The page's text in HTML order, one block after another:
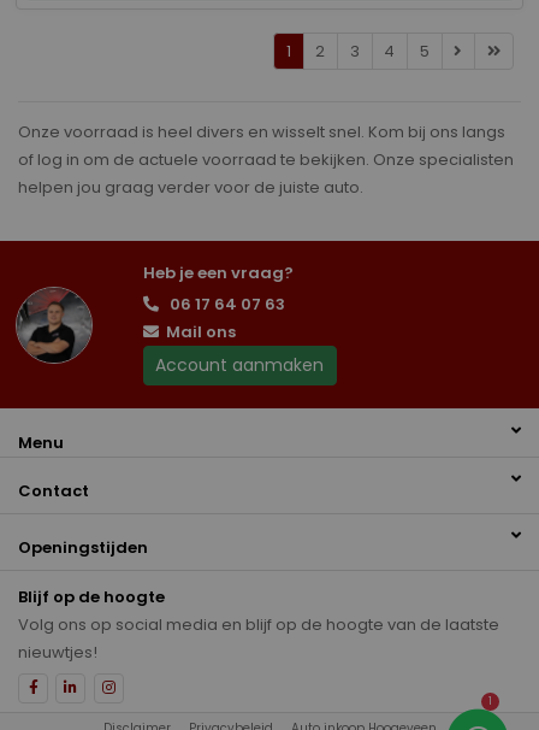
1 2 3 4 5
Onze voorraad is heel divers en wisselt snel. Kom bij ons langs
of log in om de actuele voorraad te bekijken. Onze specialisten
helpen jou graag verder voor de juiste auto.
Heb je een vraag?
06 17 64 07 63
Mail ons
Account aanmaken
Menu
Contact
Openingstijden
Blijf op de hoogte
Volg ons op social media en blijf op de hoogte van de laatste
nieuwtjes!
1